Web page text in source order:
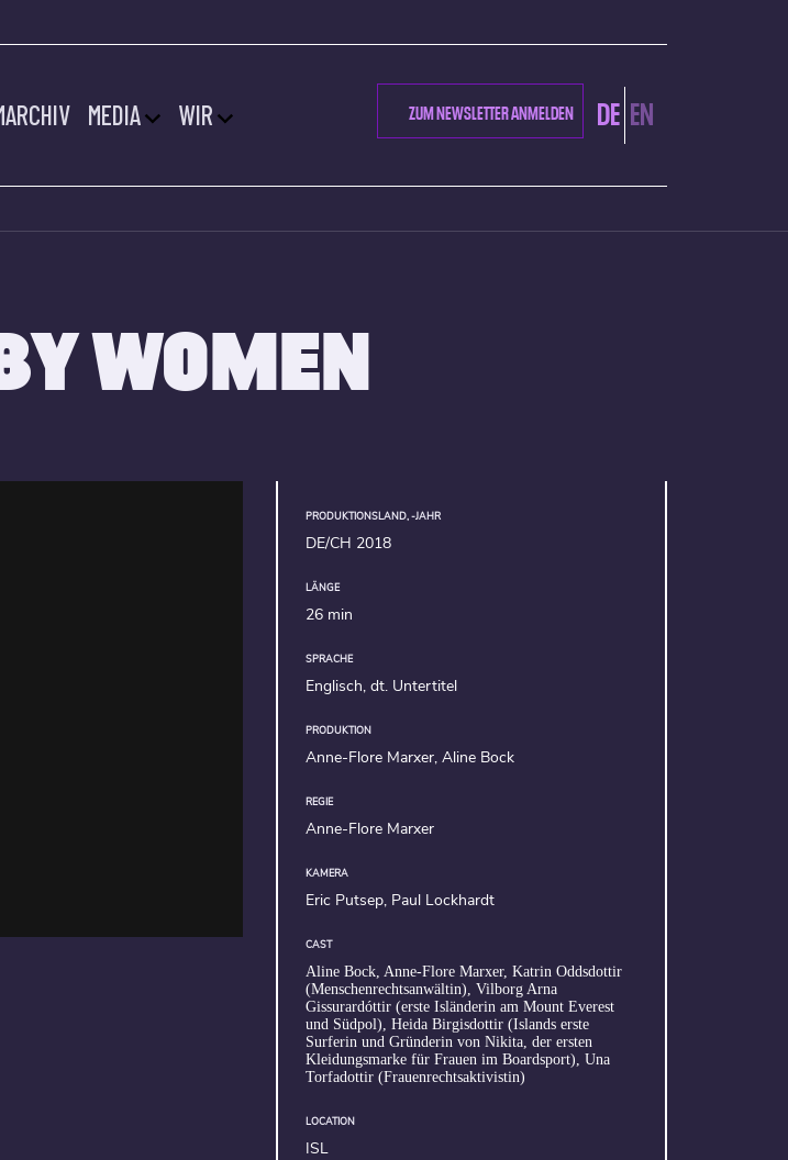
MEDIA WIR ZUM NEWSLETTER ANMELDEN DE EN
WOMEN
PRODUKTIONSLAND, -JAHR
DE/CH 2018
LÄNGE
26 min
SPRACHE
Englisch, dt. Untertitel
PRODUKTION
Anne-Flore Marxer, Aline Bock
REGIE
Anne-Flore Marxer
KAMERA
Eric Putsep, Paul Lockhardt
CAST
Aline Bock, Anne-Flore Marxer, Katrin Oddsdottir
(Menschenrechtsanwältin), Vilborg Arna
Gissurardóttir (erste Isländerin am Mount Everest
und Südpol), Heida Birgisdottir (Islands erste
Surferin und Gründerin von Nikita, der ersten
Kleidungsmarke für Frauen im Boardsport), Una
Torfadottir (Frauenrechtsaktivistin)
LOCATION
ISL